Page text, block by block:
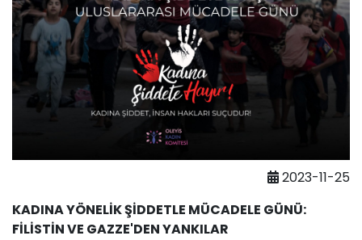
2023-11-25
KADINA YÖNELİK ŞİDDETLE MÜCADELE GÜNÜ:
FİLİSTİN VE GAZZE'DEN YANKILAR